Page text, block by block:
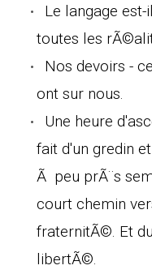
Le langage
toutes les
Nos devoirs -
ont sur nous.
Une heure
fait d'un gredin
Ã peu prÃ¨s
court chemin
fraternitÃ©. Et
libertÃ©.